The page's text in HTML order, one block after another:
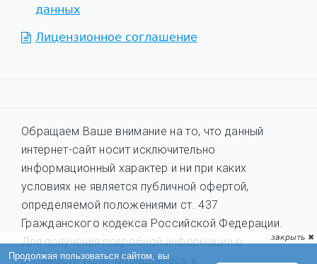
данных
Лицензионное соглашение
Обращаем Ваше внимание на то, что данный
интернет-сайт носит исключительно
информационный характер и ни при каких
условиях не является публичной офертой,
определяемой положениями ст. 437
Гражданского кодекса Российской Федерации.
Для получения подробной информации о
стоимости услуг обращайтесь к